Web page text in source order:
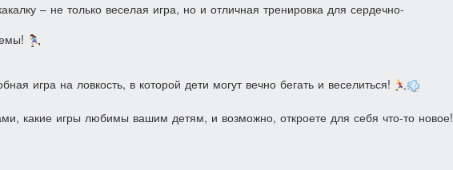
– не только веселая игра, но и отличная тренировка для сердечно-
игра на ловкость, в которой дети могут вечно бегать и веселиться!
какие игры любимы вашим детям, и возможно, откроете для себя что-то новое!